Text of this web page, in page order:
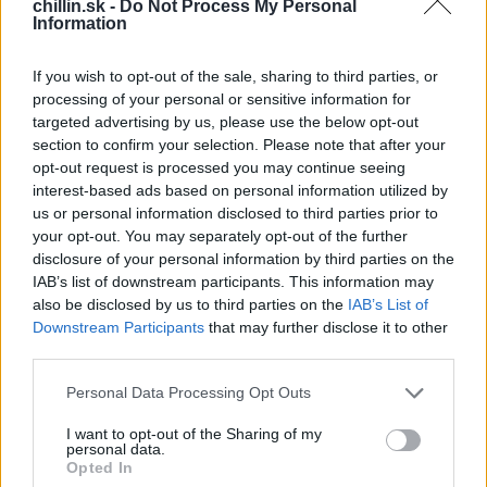
chillin.sk - Do Not Process My Personal
Information
If you wish to opt-out of the sale, sharing to third parties, or
processing of your personal or sensitive information for
targeted advertising by us, please use the below opt-out
section to confirm your selection. Please note that after your
opt-out request is processed you may continue seeing
interest-based ads based on personal information utilized by
us or personal information disclosed to third parties prior to
your opt-out. You may separately opt-out of the further
disclosure of your personal information by third parties on the
IAB’s list of downstream participants. This information may
also be disclosed by us to third parties on the IAB’s List of
Downstream Participants that may further disclose it to other
Personal Data Processing Opt Outs
I want to opt-out of the Sharing of my
personal data.
Opted In
pokiaľ ho nestratíte. Preto si ho strážte ako oko v hlave…“
Gogo Stay in school diár obsahuje okrem klasického
diára s dňami a slovenskými i českými menami aj citáty,
či tipy na hry. Napríklad také piškvorky.„Aktívny relax je
základ spokojného života. Zahraj si so susedom v lavici
počas prestávky piškvorky. Začni v ktoromkoľvek
štvorci, ak budete hrať na štyri víťazné, zahráte si viac
hier;).“radí Gogo.
Úryvok zGogo Stay in school:
Nehanbi sa!
učiteľom som mal veľký rešpekt a dosť som sa hanbil.
Keď som mohol, radšej som bol ticho. To sa mi však
jedného dňa vypomstilo, keď sme sa v triede ešte tak
e
a
r
c
h
f
o
r